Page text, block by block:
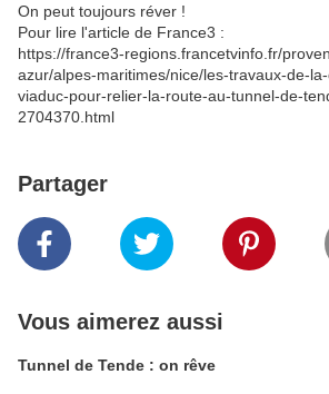
On peut toujours réver !
Pour lire l'article de France3 :
https://france3-regions.francetvinfo.fr/
azur/alpes-maritimes/nice/les-travaux-de-
viaduc-pour-relier-la-route-au-tunnel-de-
2704370.html
Partager
Vous aimerez aussi
Tunnel de Tende : on rêve